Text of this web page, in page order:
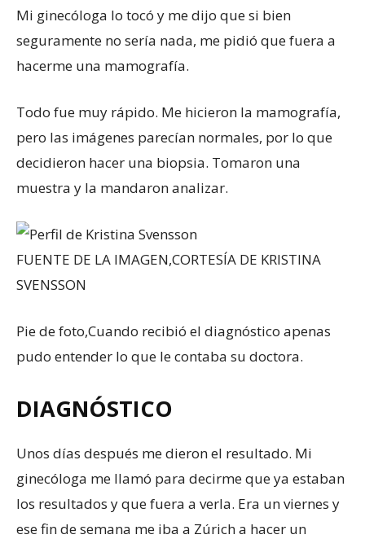
Mi ginecóloga lo tocó y me dijo que si bien
seguramente no sería nada, me pidió que fuera a
hacerme una mamografía.
Todo fue muy rápido. Me hicieron la mamografía,
pero las imágenes parecían normales, por lo que
decidieron hacer una biopsia. Tomaron una
muestra y la mandaron analizar.
FUENTE DE LA IMAGEN,CORTESÍA DE KRISTINA
SVENSSON
Pie de foto,Cuando recibió el diagnóstico apenas
pudo entender lo que le contaba su doctora.
DIAGNÓSTICO
Unos días después me dieron el resultado. Mi
ginecóloga me llamó para decirme que ya estaban
los resultados y que fuera a verla. Era un viernes y
ese fin de semana me iba a Zúrich a hacer un